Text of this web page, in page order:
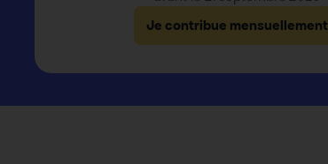
Je contribue mensuellement